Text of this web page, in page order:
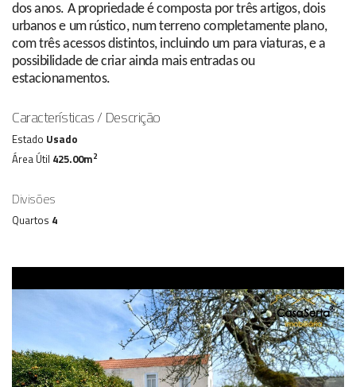
dos anos. A propriedade é composta por três artigos, dois
urbanos e um rústico, num terreno completamente plano,
com três acessos distintos, incluindo um para viaturas, e a
possibilidade de criar ainda mais entradas ou
estacionamentos.
Características / Descrição
Estado Usado
Área Útil 425.00m2
Divisões
Quartos 4